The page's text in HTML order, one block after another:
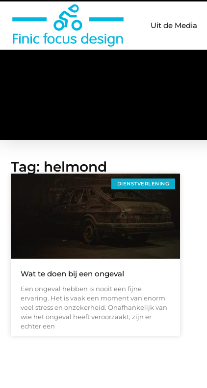
Uit de Media
Tag: helmond
DIENSTVERLENING
Wat te doen bij een ongeval
Een ongeval hebben is nooit een fijne
ervaring. Het is vaak een moment van enorm
veel stress en onzekerheid. Onafhankelijk van
wie het ongeval heeft veroorzaakt, zijn er
echter een